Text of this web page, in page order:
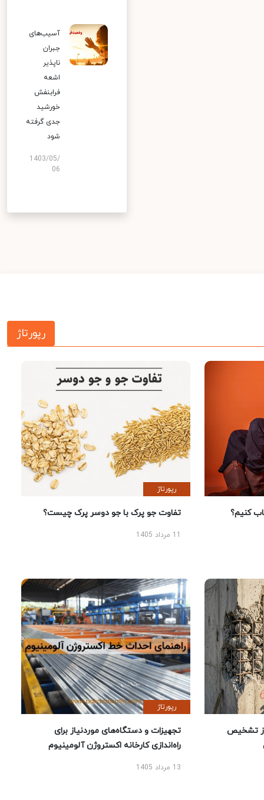
آسیب‌های
جبران
ناپذیر
اشعه
فرابنفش
خورشید
جدی گرفته
شود
1403/05/
06
رپورتاژ
کنیم؟
رپورتاژ
تفاوت جو پرک با جو دوسر پرک چیست؟
تشخیص
رپورتاژ
تجهیزات و دستگاه‌های موردنیاز برای
راه‌اندازی کارخانه اکستروژن آلومینیوم
13 مرداد 1405